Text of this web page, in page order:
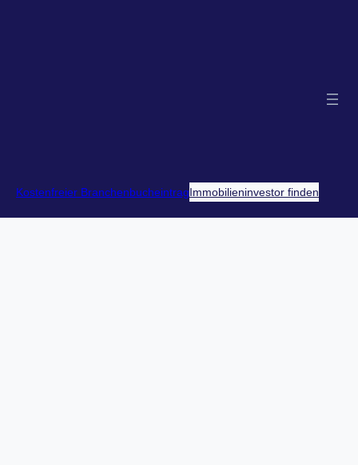
Kostenfreier BranchenbucheintragImmobilieninvestor finden